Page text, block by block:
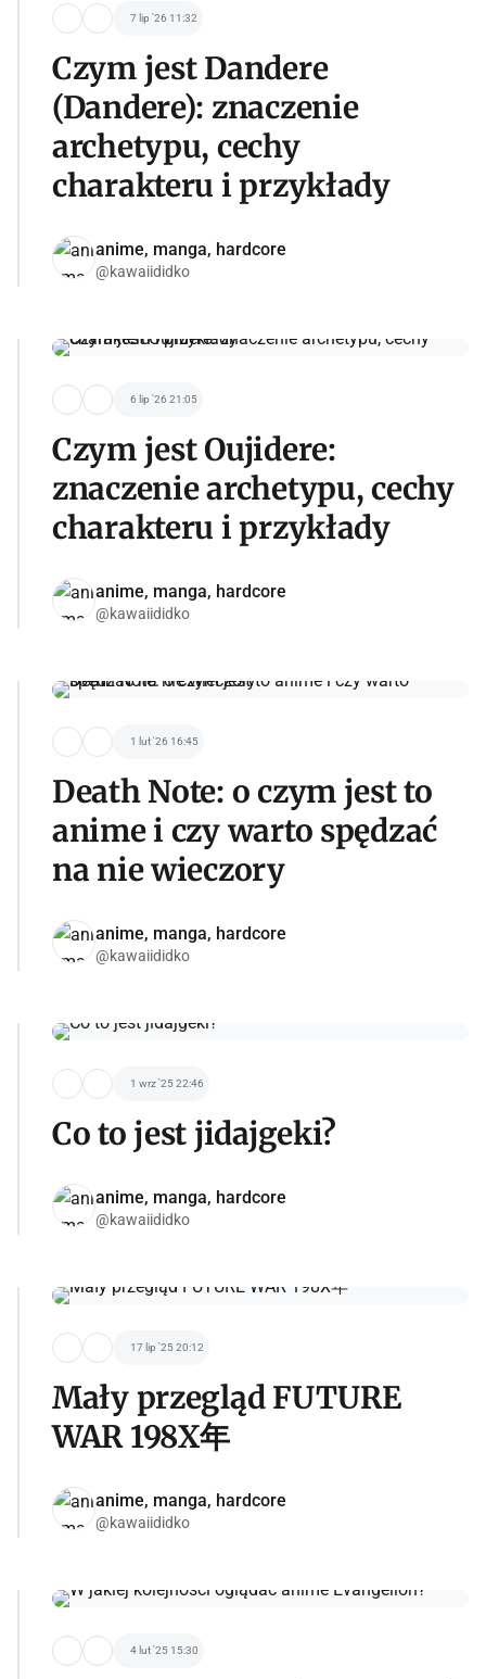
7 lip '26 11:32
Czym jest Dandere
(Dandere): znaczenie
archetypu, cechy
charakteru i przykłady
anime, manga, hardcore
@kawaiididko
6 lip '26 21:05
Czym jest Oujidere:
znaczenie archetypu, cechy
charakteru i przykłady
anime, manga, hardcore
@kawaiididko
1 lut '26 16:45
Death Note: o czym jest to
anime i czy warto spędzać
na nie wieczory
anime, manga, hardcore
@kawaiididko
1 wrz '25 22:46
Co to jest jidajgeki?
anime, manga, hardcore
@kawaiididko
17 lip '25 20:12
Mały przegląd FUTURE
WAR 198X年
anime, manga, hardcore
@kawaiididko
4 lut '25 15:30